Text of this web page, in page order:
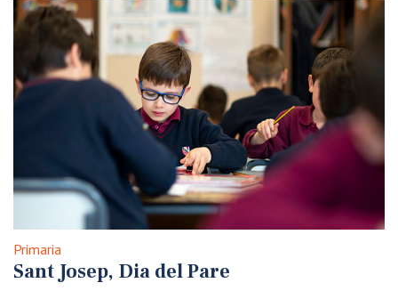
Primaria
Sant Josep, Dia del Pare